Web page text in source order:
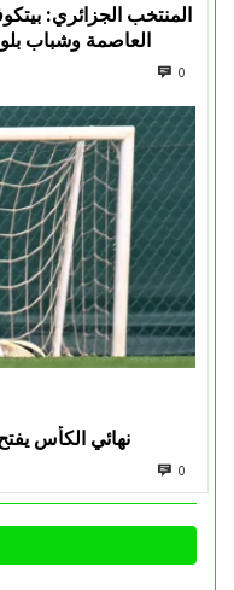
المنتخب الجزائري:
العاصمة وشباب
0
نهائي الكأس
0